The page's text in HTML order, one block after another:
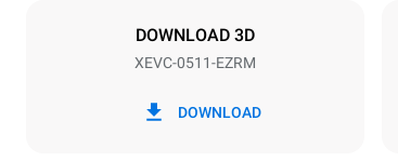
Verbrauch in kwh und co2-emissionen
DOWNLOAD 3D
XEVC-0511-EZRM
DOWNLOAD